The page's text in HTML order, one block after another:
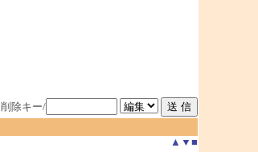
削除キー/
▲ ▼ ■